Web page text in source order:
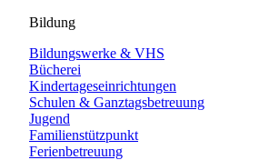
Bildung
Bildungswerke & VHS
Bücherei
Kindertageseinrichtungen
Schulen & Ganztagsbetreuung
Jugend
Familienstützpunkt
Ferienbetreuung